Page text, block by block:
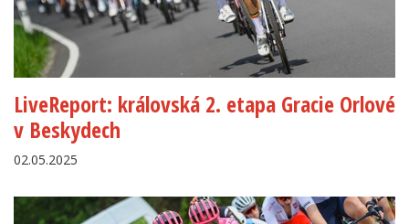
LiveReport: královská 2. etapa Gracie Orlové
v Beskydech
02.05.2025